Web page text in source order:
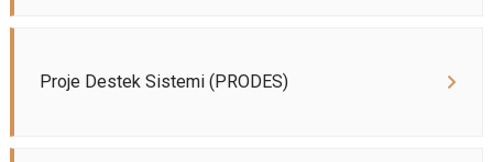
Proje Destek Sistemi (PRODES)